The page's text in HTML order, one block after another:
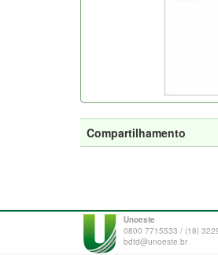
Compartilhamento
Unoeste
0800 7715533 / (18)
bdtd@unoeste.br